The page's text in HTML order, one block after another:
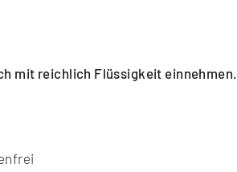
mit reichlich Flüssigkeit einnehmen.